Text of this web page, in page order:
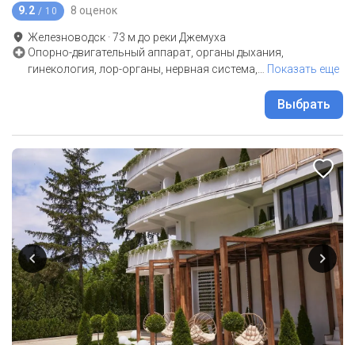
9.2 / 10 8 оценок
Железноводск ·73 м до реки Джемуха
Опорно-двигательный аппарат, органы дыхания,
гинекология, лор-органы, нервная система,
Показать еще
Выбрать